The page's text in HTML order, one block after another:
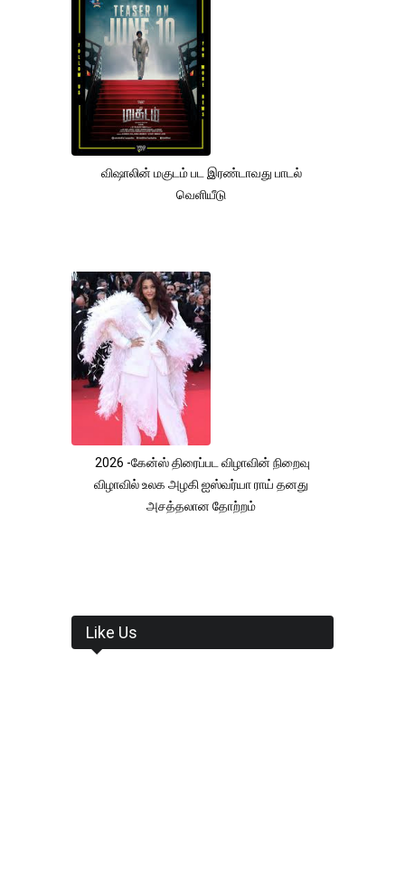
விஷாலின் மகுடம் பட இரண்டாவது பாடல்
வெளியீடு
2026 -கேன்ஸ் திரைப்பட விழாவின் நிறைவு
விழாவில் உலக அழகி ஐஸ்வர்யா ராய் தனது
அசத்தலான தோற்றம்
Like Us